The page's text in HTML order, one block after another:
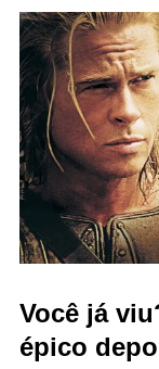
Você já
épico